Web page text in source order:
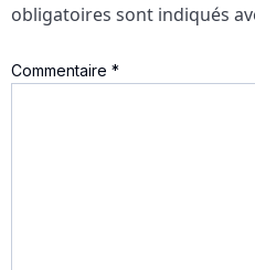
obligatoires sont indiqués
Commentaire *